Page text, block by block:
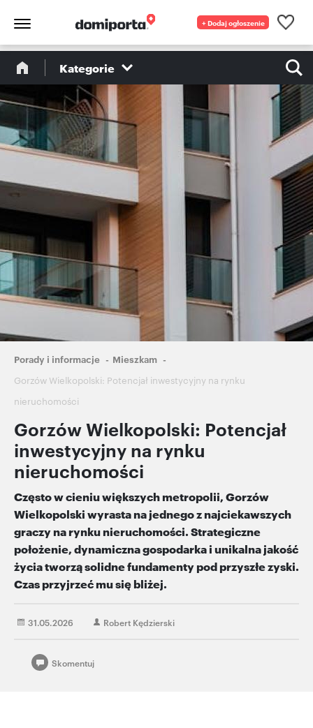
+ Dodaj ogłoszenie
Kategorie
Ścieżka
nawigacyjna
Porady i informacje
Mieszkam
Gorzów Wielkopolski: Potencjał inwestycyjny na rynku
nieruchomości
Gorzów Wielkopolski: Potencjał
inwestycyjny na rynku
nieruchomości
Często w cieniu większych metropolii, Gorzów
Wielkopolski wyrasta na jednego z najciekawszych
graczy na rynku nieruchomości. Strategiczne
położenie, dynamiczna gospodarka i unikalna jakość
życia tworzą solidne fundamenty pod przyszłe zyski.
Czas przyjrzeć mu się bliżej.
31.05.2026 Robert Kędzierski
Skomentuj